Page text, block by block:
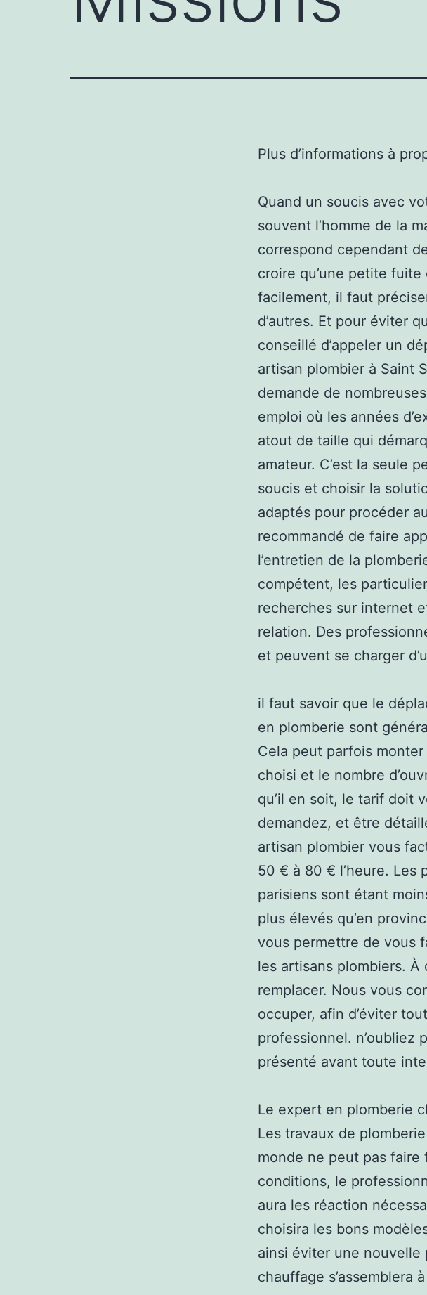
Plus d’informations à
Quand un soucis avec
souvent l’homme de la
correspond cependant
croire qu’une petite
facilement, il faut
d’autres. Et pour éviter
conseillé d’appeler un
artisan plombier à Saint
demande de
emploi où les années
atout de taille qui
amateur. C’est la seule
soucis et choisir la
adaptés pour procéder
recommandé de faire
l’entretien de la
compétent, les
recherches sur internet
relation. Des
et peuvent se charger
il faut savoir que le
en plomberie sont
Cela peut parfois monter
choisi et le nombre
qu’il en soit, le tarif doit
demandez, et être
artisan plombier vous
50 € à 80 € l’heure. Les
parisiens sont étant
plus élevés qu’en
vous permettre de vous
les artisans plombiers. À
remplacer. Nous vous
occuper, afin d’éviter
professionnel. n’oubliez
présenté avant toute
Le expert en plomberie
Les travaux de
monde ne peut pas faire
conditions, le
aura les réaction
choisira les bons
ainsi éviter une nouvelle
chauffage s’assemblera